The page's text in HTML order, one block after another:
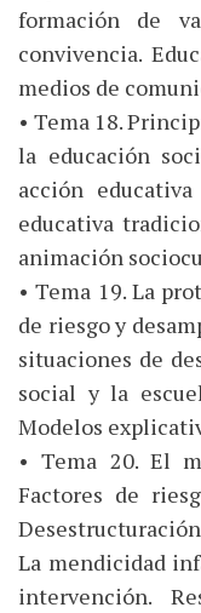
formación de
convivencia.
medios de
• Tema 18.
la educación
acción
educativa
animación
• Tema 19. La
de riesgo y
situaciones de
social y la
Modelos
• Tema 20. El
Factores de
La mendicidad
intervención.